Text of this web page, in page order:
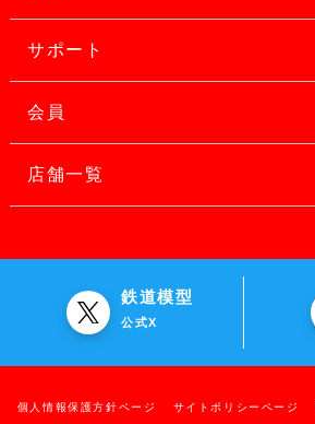
サポート
会員
店舗一覧
鉄道模型
公式X
個人情報保護方針ページ サイトポリシーページ